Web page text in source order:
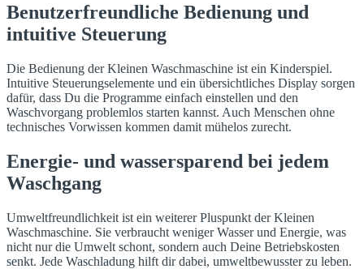
Benutzerfreundliche Bedienung und
intuitive Steuerung
Die Bedienung der Kleinen Waschmaschine ist ein Kinderspiel.
Intuitive Steuerungselemente und ein übersichtliches Display sorgen
dafür, dass Du die Programme einfach einstellen und den
Waschvorgang problemlos starten kannst. Auch Menschen ohne
technisches Vorwissen kommen damit mühelos zurecht.
Energie- und wassersparend bei jedem
Waschgang
Umweltfreundlichkeit ist ein weiterer Pluspunkt der Kleinen
Waschmaschine. Sie verbraucht weniger Wasser und Energie, was
nicht nur die Umwelt schont, sondern auch Deine Betriebskosten
senkt. Jede Waschladung hilft dir dabei, umweltbewusster zu leben.